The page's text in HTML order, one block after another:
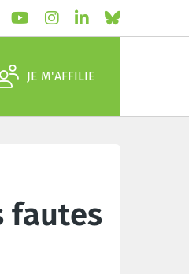
JE M'AFFILIE
fautes